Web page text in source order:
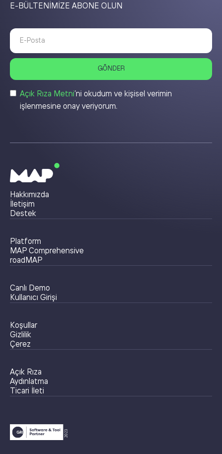
E-BÜLTENİMİZE ABONE OLUN
Açık Rıza Metni’ni okudum ve kişisel verimin
işlenmesine onay veriyorum.
Hakkımızda
İletişim
Destek
Platform
MAP Comprehensive
roadMAP
Canlı Demo
Kullanıcı Girişi
Koşullar
Gizlilik
Çerez
Açık Rıza
Aydınlatma
Ticari İleti